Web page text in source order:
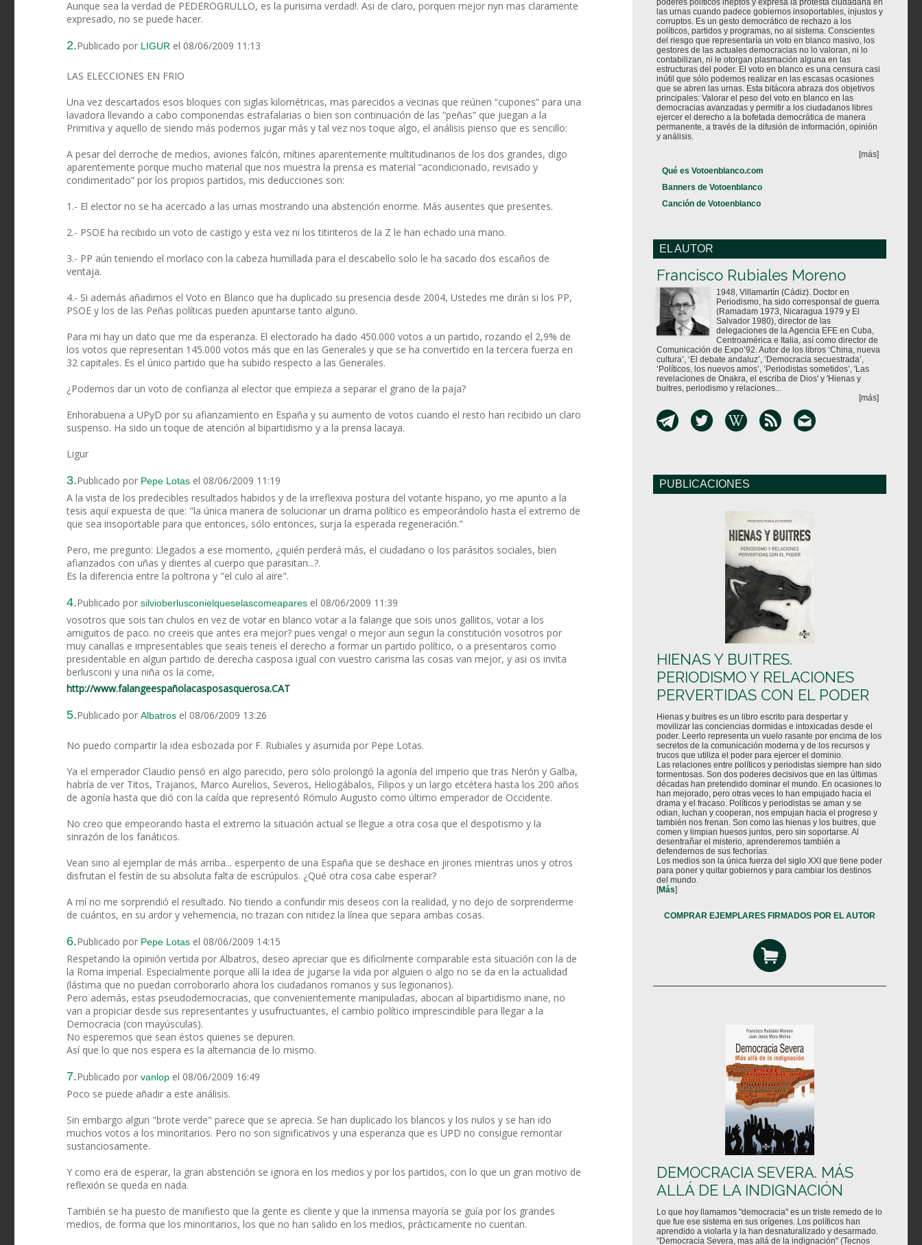
Aunque sea la verdad de PEDEROGRULLO, es la purisima verdad!. Asi de claro, porquen mejor nyn mas claramente
expresado, no se puede hacer.
2.Publicado por LIGUR el 08/06/2009 11:13
LAS ELECCIONES EN FRIO
Una vez descartados esos bloques con siglas kilométricas, mas parecidos a vecinas que reúnen “cupones” para una
lavadora llevando a cabo componendas estrafalarias o bien son continuación de las “peñas” que juegan a la
Primitiva y aquello de siendo más podemos jugar más y tal vez nos toque algo, el análisis pienso que es sencillo:
A pesar del derroche de medios, aviones falcón, mítines aparentemente multitudinarios de los dos grandes, digo
aparentemente porque mucho material que nos muestra la prensa es material “acondicionado, revisado y
condimentado” por los propios partidos, mis deducciones son:
1.- El elector no se ha acercado a las urnas mostrando una abstención enorme. Más ausentes que presentes.
2.- PSOE ha recibido un voto de castigo y esta vez ni los titiriteros de la Z le han echado una mano.
3.- PP aún teniendo el morlaco con la cabeza humillada para el descabello solo le ha sacado dos escaños de
ventaja.
4.- Si además añadimos el Voto en Blanco que ha duplicado su presencia desde 2004, Ustedes me dirán si los PP,
PSOE y los de las Peñas políticas pueden apuntarse tanto alguno.
Para mi hay un dato que me da esperanza. El electorado ha dado 450.000 votos a un partido, rozando el 2,9% de
los votos que representan 145.000 votos más que en las Generales y que se ha convertido en la tercera fuerza en
32 capitales. Es el único partido que ha subido respecto a las Generales.
¿Podemos dar un voto de confianza al elector que empieza a separar el grano de la paja?
Enhorabuena a UPyD por su afianzamiento en España y su aumento de votos cuando el resto han recibido un claro
suspenso. Ha sido un toque de atención al bipartidismo y a la prensa lacaya.
Ligur
3.Publicado por Pepe Lotas el 08/06/2009 11:19
A la vista de los predecibles resultados habidos y de la irreflexiva postura del votante hispano, yo me apunto a la
tesis aquí expuesta de que: "la única manera de solucionar un drama político es empeorándolo hasta el extremo de
que sea insoportable para que entonces, sólo entonces, surja la esperada regeneración."
Pero, me pregunto: Llegados a ese momento, ¿quién perderá más, el ciudadano o los parásitos sociales, bien
afianzados con uñas y dientes al cuerpo que parasitan...?.
Es la diferencia entre la poltrona y "el culo al aire".
4.Publicado por silvioberlusconielqueselascomeapares el 08/06/2009 11:39
vosotros que sois tan chulos en vez de votar en blanco votar a la falange que sois unos gallitos, votar a los
amiguitos de paco. no creeis que antes era mejor? pues venga! o mejor aun segun la constitución vosotros por
muy canallas e impresentables que seais teneis el derecho a formar un partido político, o a presentaros como
presidentable en algun partido de derecha casposa igual con vuestro carisma las cosas van mejor, y asi os invita
berlusconi y una niña os la come,
http://www.falangeespañolacasposasquerosa.CAT
5.Publicado por Albatros el 08/06/2009 13:26
No puedo compartir la idea esbozada por F. Rubiales y asumida por Pepe Lotas.
Ya el emperador Claudio pensó en algo parecido, pero sólo prolongó la agonía del imperio que tras Nerón y Galba,
habría de ver Titos, Trajanos, Marco Aurelios, Severos, Heliogábalos, Filipos y un largo etcétera hasta los 200 años
de agonía hasta que dió con la caída que representó Rómulo Augusto como último emperador de Occidente.
No creo que empeorando hasta el extremo la situación actual se llegue a otra cosa que el despotismo y la
sinrazón de los fanáticos.
Vean sino al ejemplar de más arriba... esperpento de una España que se deshace en jirones mientras unos y otros
disfrutan el festín de su absoluta falta de escrúpulos. ¿Qué otra cosa cabe esperar?
A mí no me sorprendió el resultado. No tiendo a confundir mis deseos con la realidad, y no dejo de sorprenderme
de cuántos, en su ardor y vehemencia, no trazan con nitidez la línea que separa ambas cosas.
6.Publicado por Pepe Lotas el 08/06/2009 14:15
Respetando la opinión vertida por Albatros, deseo apreciar que es dificilmente comparable esta situación con la de
la Roma imperial. Especialmente porque allí la idea de jugarse la vida por alguien o algo no se da en la actualidad
(lástima que no puedan corroborarlo ahora los ciudadanos romanos y sus legionarios).
Pero además, estas pseudodemocracias, que convenientemente manipuladas, abocan al bipartidismo inane, no
van a propiciar desde sus representantes y usufructuantes, el cambio político imprescindible para llegar a la
Democracia (con mayúsculas).
No esperemos que sean éstos quienes se depuren.
Así que lo que nos espera es la alternancia de lo mismo.
7.Publicado por vanlop el 08/06/2009 16:49
Poco se puede añadir a este análisis.
Sin embargo algun "brote verde" parece que se aprecia. Se han duplicado los blancos y los nulos y se han ido
muchos votos a los minoritarios. Pero no son significativos y una esperanza que es UPD no consigue remontar
sustanciosamente.
Y como era de esperar, la gran abstención se ignora en los medios y por los partidos, con lo que un gran motivo de
reflexión se queda en nada.
También se ha puesto de manifiesto que la gente es cliente y que la inmensa mayoría se guía por los grandes
medios, de forma que los minoritarios, los que no han salido en los medios, prácticamente no cuentan.
poderes políticos ineptos y expresa la protesta ciudadana en
las urnas cuando padece gobiernos insoportables, injustos y
corruptos. Es un gesto democrático de rechazo a los
políticos, partidos y programas, no al sistema. Conscientes
del riesgo que representaría un voto en blanco masivo, los
gestores de las actuales democracias no lo valoran, ni lo
contabilizan, ni le otorgan plasmación alguna en las
estructuras del poder. El voto en blanco es una censura casi
inútil que sólo podemos realizar en las escasas ocasiones
que se abren las urnas. Esta bitácora abraza dos objetivos
principales: Valorar el peso del voto en blanco en las
democracias avanzadas y permitir a los ciudadanos libres
ejercer el derecho a la bofetada democrática de manera
permanente, a través de la difusión de información, opinión
y análisis.
[más]
Qué es Votoenblanco.com
Banners de Votoenblanco
Canción de Votoenblanco
EL AUTOR
Francisco Rubiales Moreno
1948, Villamartín (Cádiz). Doctor en
Periodismo, ha sido corresponsal de guerra
(Ramadam 1973, Nicaragua 1979 y El
Salvador 1980), director de las
delegaciones de la Agencia EFE en Cuba,
Centroamérica e Italia, así como director de
Comunicación de Expo’92. Autor de los libros ‘China, nueva
cultura’, ‘El debate andaluz’, ‘Democracia secuestrada’,
‘Políticos, los nuevos amos’, ‘Periodistas sometidos’, 'Las
revelaciones de Onakra, el escriba de Dios' y 'Hienas y
buitres, periodismo y relaciones...
[más]
PUBLICACIONES
HIENAS Y BUITRES.
PERIODISMO Y RELACIONES
PERVERTIDAS CON EL PODER
Hienas y buitres es un libro escrito para despertar y
movilizar las conciencias dormidas e intoxicadas desde el
poder. Leerlo representa un vuelo rasante por encima de los
secretos de la comunicación moderna y de los recursos y
trucos que utiliza el poder para ejercer el dominio.
Las relaciones entre políticos y periodistas siempre han sido
tormentosas. Son dos poderes decisivos que en las últimas
décadas han pretendido dominar el mundo. En ocasiones lo
han mejorado, pero otras veces lo han empujado hacia el
drama y el fracaso. Políticos y periodistas se aman y se
odian, luchan y cooperan, nos empujan hacia el progreso y
también nos frenan. Son como las hienas y los buitres, que
comen y limpian huesos juntos, pero sin soportarse. Al
desentrañar el misterio, aprenderemos también a
defendernos de sus fechorías.
Los medios son la única fuerza del siglo XXI que tiene poder
para poner y quitar gobiernos y para cambiar los destinos
del mundo.
[Más]
COMPRAR EJEMPLARES FIRMADOS POR EL AUTOR
DEMOCRACIA SEVERA. MÁS
ALLÁ DE LA INDIGNACIÓN
Lo que hoy llamamos "democracia" es un triste remedo de lo
que fue ese sistema en sus orígenes. Los políticos han
aprendido a violarla y la han desnaturalizado y desarmado.
"Democracia Severa, mas allá de la indignación" (Tecnos